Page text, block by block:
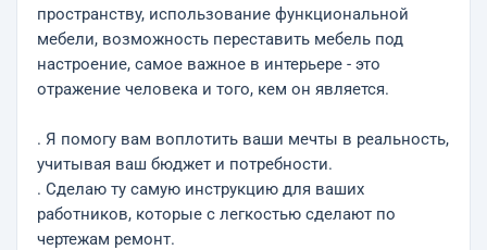
пространству, использование функциональной
мебели, возможность переставить мебель под
настроение, самое важное в интерьере - это
отражение человека и того, кем он является.
. Я помогу вам воплотить ваши мечты в реальность,
учитывая ваш бюджет и потребности.
. Сделаю ту самую инструкцию для ваших
работников, которые с легкостью сделают по
чертежам ремонт.